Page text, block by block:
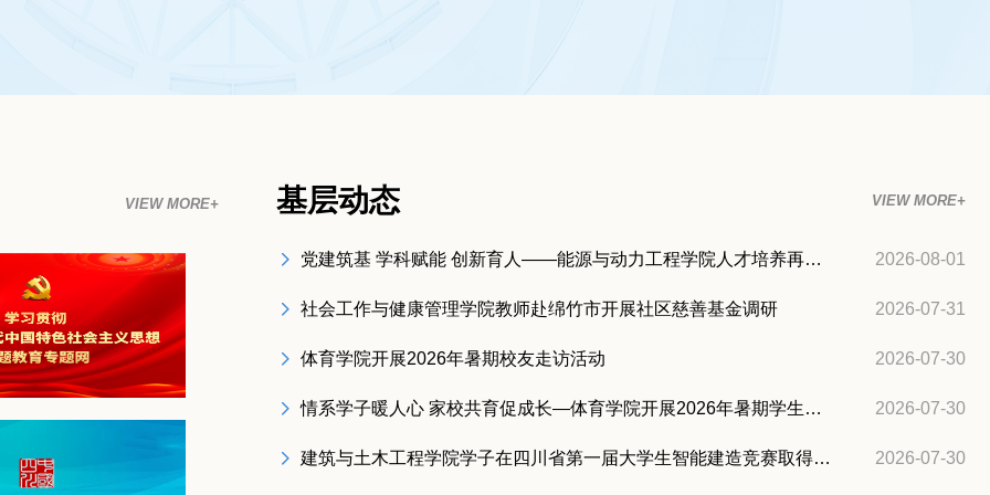
VIEW MORE+ 基层动态 VIEW MORE+
党建筑基 学科赋能 创新育人——能源与动力工程学院人才培养再结硕果 2026-08-01
社会工作与健康管理学院教师赴绵竹市开展社区慈善基金调研 2026-07-31
体育学院开展2026年暑期校友走访活动 2026-07-30
情系学子暖人心 家校共育促成长—体育学院开展2026年暑期学生家访 2026-07-30
建筑与土木工程学院学子在四川省第一届大学生智能建造竞赛取得佳绩并成功晋级全国总决赛 2026-07-30